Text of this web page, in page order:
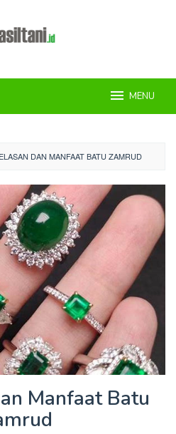
MENU
DAN MANFAAT BATU ZAMRUD
Manfaat Batu